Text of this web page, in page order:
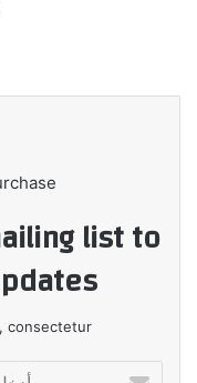
list to
consectetur.